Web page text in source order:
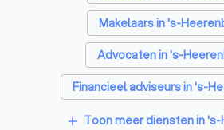
Makelaars in 's-
Advocaten in 's-
Financieel adviseurs in 's-
Coaches in 's-
add Toon meer diensten in